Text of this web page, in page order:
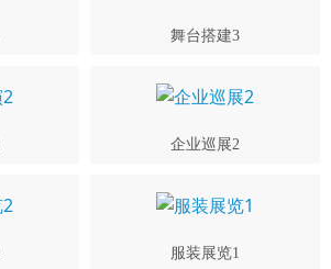
舞台搭建3
企业巡展2
服装展览1